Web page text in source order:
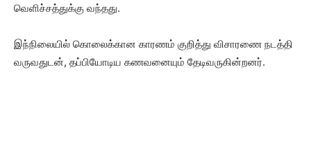
வெளிச்சத்துக்கு வந்தது.
இந்நிலையில் கொலைக்கான காரணம் குறித்து விசாரணை நடத்தி
வருவதுடன், தப்பியோடிய கணவனையும் தேடிவருகின்றனர்.